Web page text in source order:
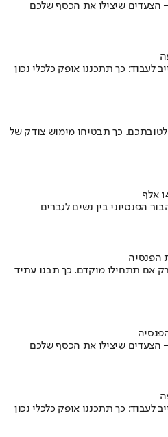
הצעדים שיצילו את הכסף שלכם
כך תתכננו אופק כלכלי נכון
כך תבטיחו מימוש צודק של
הפנסיוני בין נשים לגברים
הפנסיה
אם תתחילו מוקדם. כך תבנו עתיד
הצעדים שיצילו את הכסף שלכם
כך תתכננו אופק כלכלי נכון